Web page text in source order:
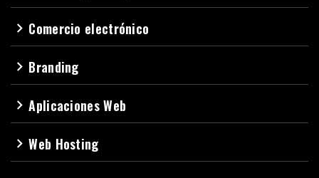
navigate_next Comercio electrónico
navigate_next Branding
navigate_nextAplicaciones Web
navigate_nextWeb Hosting